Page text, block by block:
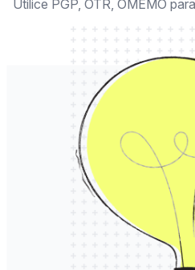
Utilice PGP, OTR, OMEMO